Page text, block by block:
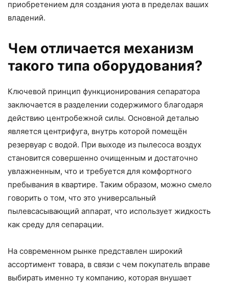
приобретением для создания уюта в пределах ваших
владений.
Чем отличается механизм
такого типа оборудования?
Ключевой принцип функционирования сепаратора
заключается в разделении содержимого благодаря
действию центробежной силы. Основной деталью
является центрифуга, внутрь которой помещён
резервуар с водой. При выходе из пылесоса воздух
становится совершенно очищенным и достаточно
увлажненным, что и требуется для комфортного
пребывания в квартире. Таким образом, можно смело
говорить о том, что это универсальный
пылевсасывающий аппарат, что использует жидкость
как среду для сепарации.
На современном рынке представлен широкий
ассортимент товара, в связи с чем покупатель вправе
выбирать именно ту компанию, которая внушает